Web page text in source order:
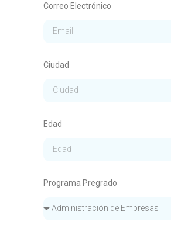
Correo Electrónico
Ciudad
Edad
Programa Pregrado